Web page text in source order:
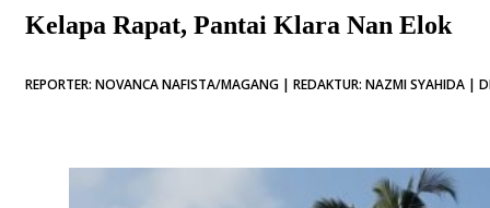
Kelapa Rapat, Pantai Klara Nan Elok
REPORTER: NOVANCA NAFISTA/MAGANG | REDAKTUR: NAZMI SYAHIDA |